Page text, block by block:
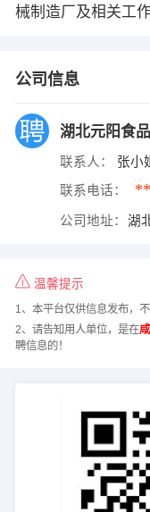
械制造厂及相关工作
公司信息
湖北元阳食
联系人： 张小
联系电话：
公司地址： 湖
温馨提示
1、本平台仅供信息发布，
2、请告知用人单位，是在
聘信息的！